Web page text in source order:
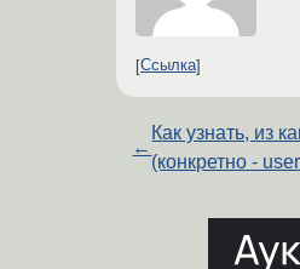
Ссылка
←
Как узнать, из
(конкретно -